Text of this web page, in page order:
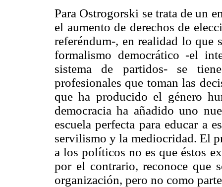
Para Ostrogorski se trata de un
el aumento de derechos de
referéndum-, en realidad lo que
formalismo democrático -el
sistema de partidos- se
profesionales que toman las
que ha producido el género
democracia ha añadido uno
escuela perfecta para educar a
servilismo y la mediocridad. El
a los políticos no es que éstos
por el contrario, reconoce que
organización, pero no como